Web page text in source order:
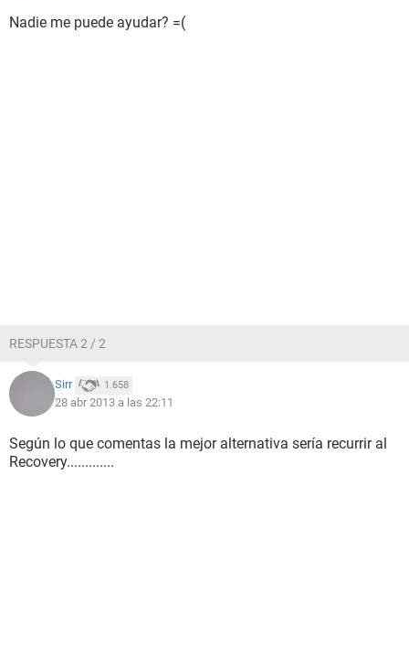
Nadie me puede ayudar? =(
RESPUESTA 2 / 2
Sirr 1.658
28 abr 2013 a las 22:11
Según lo que comentas la mejor alternativa sería recurrir al
Recovery.............